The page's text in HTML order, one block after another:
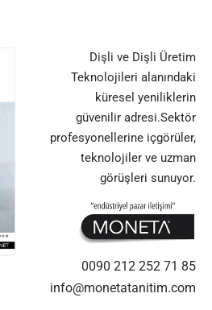
Dişli ve Dişli Üretim
Teknolojileri alanındaki
küresel yeniliklerin
güvenilir adresi.Sektör
profesyonellerine içgörüler,
teknolojiler ve uzman
görüşleri sunuyor.
0090 212 252 71 85
info@monetatanitim.com